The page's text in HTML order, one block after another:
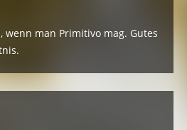
wenn man Primitivo mag. Gutes